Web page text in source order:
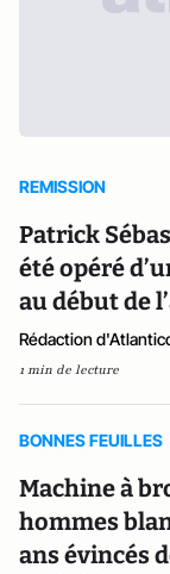
REMISSION
Patrick
été opéré
au début de
Rédaction
1 min de lecture
BONNES FEUILLES
Machine à
hommes
ans évincés